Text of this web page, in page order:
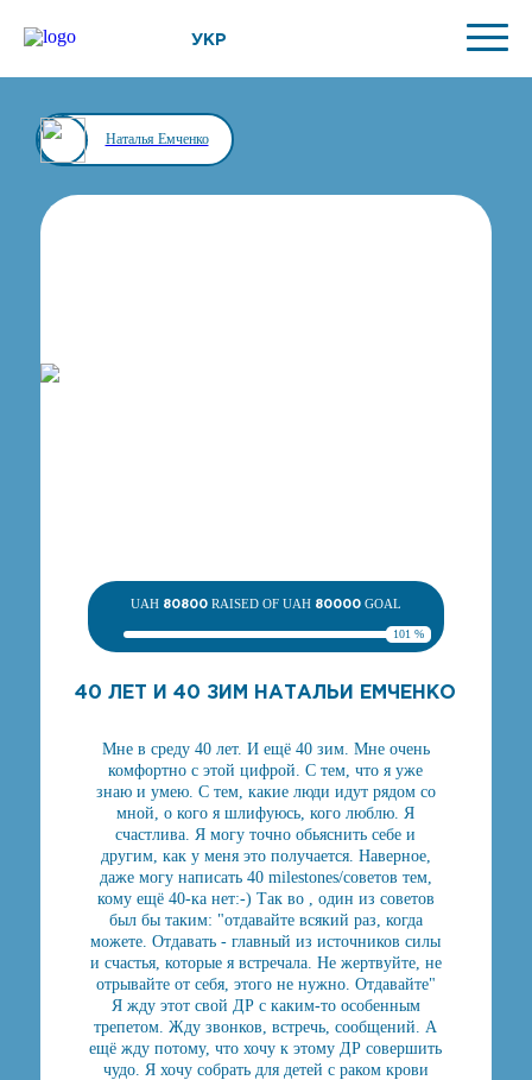
УКР
Наталья Емченко
UAH 80800RAISED OF UAH 80000GOAL
101 %
40 ЛЕТ И 40 ЗИМ НАТАЛЬИ ЕМЧЕНКО
Мне в среду 40 лет. И ещё 40 зим. Мне очень
комфортно с этой цифрой. С тем, что я уже
знаю и умею. С тем, какие люди идут рядом со
мной, о кого я шлифуюсь, кого люблю. Я
счастлива. Я могу точно обьяснить себе и
другим, как у меня это получается. Наверное,
даже могу написать 40 milestones/советов тем,
кому ещё 40-ка нет:-) Так во , один из советов
был бы таким: "отдавайте всякий раз, когда
можете. Отдавать - главный из источников силы
и счастья, которые я встречала. Не жертвуйте, не
отрывайте от себя, этого не нужно. Отдавайте"
Я жду этот свой ДР с каким-то особенным
трепетом. Жду звонков, встречь, сообщений. А
ещё жду потому, что хочу к этому ДР совершить
чудо. Я хочу собрать для детей с раком крови